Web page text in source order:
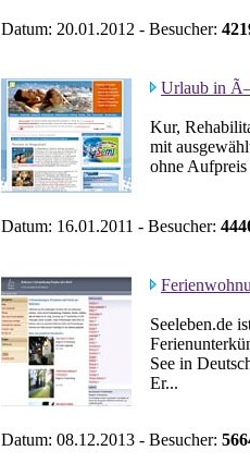
Datum: 20.01.2012 - Besucher:
Urlaub in
Kur,
mit
ohne
Datum: 16.01.2011 - Besucher:
Seeleben.de
See in
Er...
Datum: 08.12.2013 - Besucher: